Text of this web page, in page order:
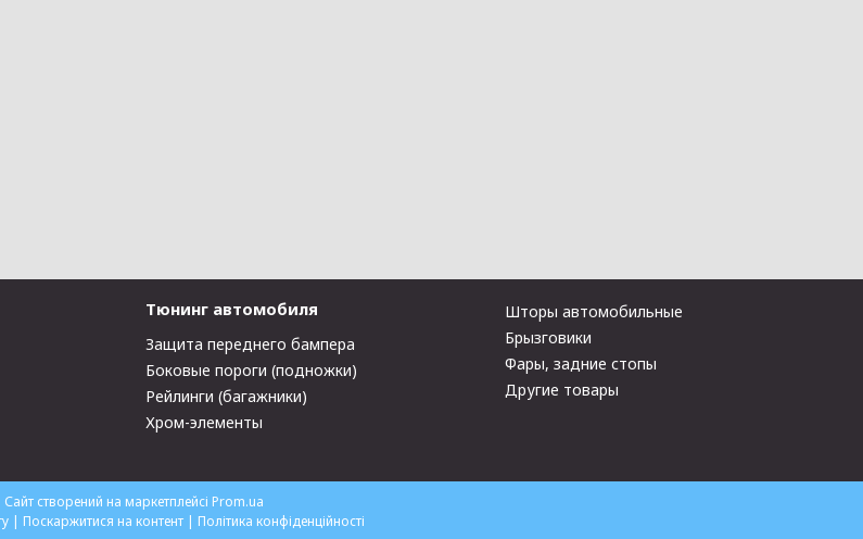
Тюнинг автомобиля
Защита переднего бампера
Боковые пороги (подножки)
Рейлинги (багажники)
Хром-элементы
Шторы автомобильные
Брызговики
Фары, задние стопы
Другие товары
Сайт створений на маркетплейсі Prom.ua
Світ Автотюнінгу | Поскаржитися на контент | Політика конфіденційності